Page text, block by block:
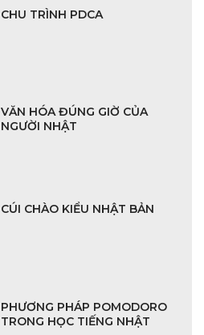
CHU TRÌNH PDCA
VĂN HÓA ĐÚNG GIỜ CỦA
NGƯỜI NHẬT
CÚI CHÀO KIỂU NHẬT BẢN
PHƯƠNG PHÁP POMODORO
TRONG HỌC TIẾNG NHẬT